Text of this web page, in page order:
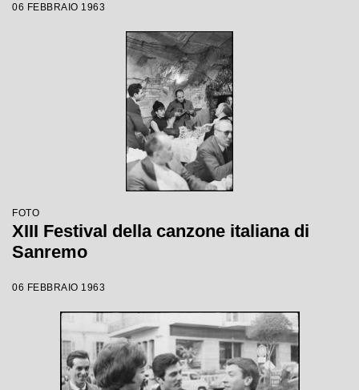
06 FEBBRAIO 1963
FOTO
XIII Festival della canzone italiana di
Sanremo
06 FEBBRAIO 1963